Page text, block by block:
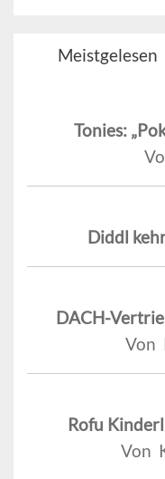
Meistgelesen
Tonies:
Diddl
DACH-
Von
Rofu
Von